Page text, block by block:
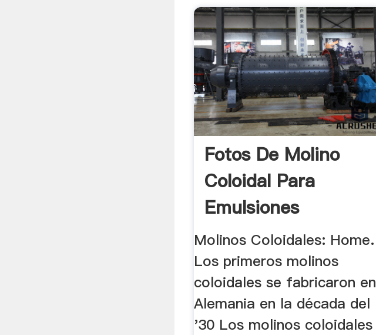
Fotos De Molino
Coloidal Para
Emulsiones
Asfalticas
Molinos Coloidales: Home.
Los primeros molinos
coloidales se fabricaron en
Alemania en la década del
'30 Los molinos coloidales